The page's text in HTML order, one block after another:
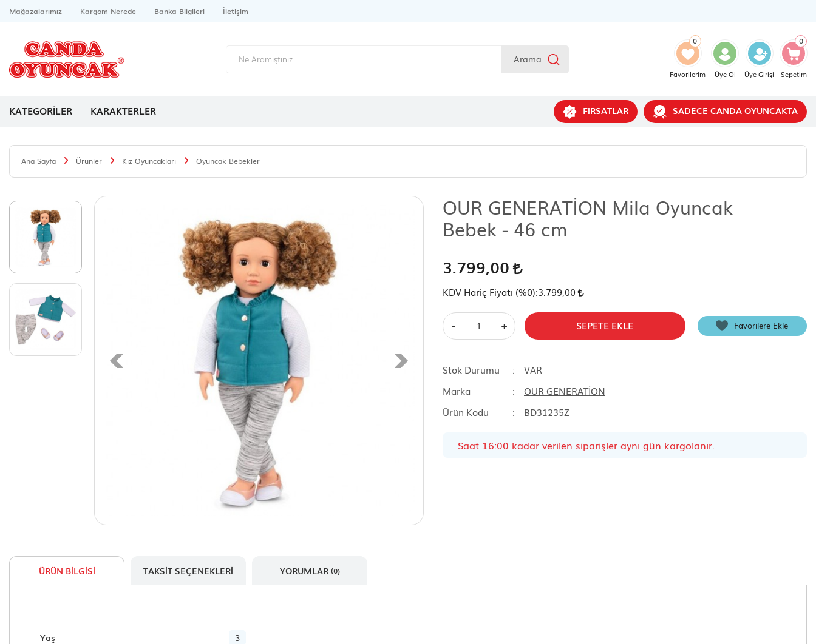
Mağazalarımız Kargom Nerede Banka Bilgileri İletişim
Arama
0
Favorilerim Üye Ol Üye Girişi
0
Sepetim
KATEGORİLER KARAKTERLER FIRSATLAR SADECE CANDA OYUNCAKTA
Ana Sayfa Ürünler Kız Oyuncakları Oyuncak Bebekler
OUR GENERATİON Mila Oyuncak
Bebek - 46 cm
3.799,00
KDV Hariç Fiyatı (%0):3.799,00
- + SEPETE EKLE Favorilere Ekle
Stok Durumu
VAR
Marka
OUR GENERATİON
Ürün Kodu
BD31235Z
Saat 16:00 kadar verilen siparişler aynı gün kargolanır.
ÜRÜN BILGISI TAKSIT SEÇENEKLERI YORUMLAR (0)
Yaş 3